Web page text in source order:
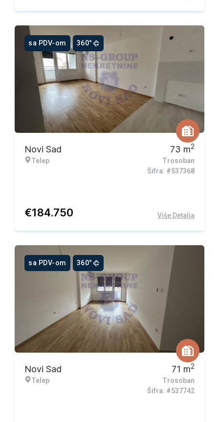
sa PDV-om 360°
Novi Sad
Telep
73 m2
Trosoban
Šifra: #537368
€184.750 Više Detalja
sa PDV-om 360°
Novi Sad
Telep
71 m2
Trosoban
Šifra: #537742